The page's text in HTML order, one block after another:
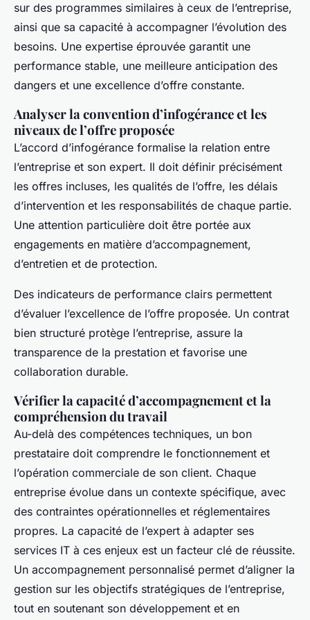
sur des programmes similaires à ceux de l’entreprise,
ainsi que sa capacité à accompagner l’évolution des
besoins. Une expertise éprouvée garantit une
performance stable, une meilleure anticipation des
dangers et une excellence d’offre constante.
Analyser la convention d’infogérance et les
niveaux de l’offre proposée
L’accord d’infogérance formalise la relation entre
l’entreprise et son expert. Il doit définir précisément
les offres incluses, les qualités de l’offre, les délais
d’intervention et les responsabilités de chaque partie.
Une attention particulière doit être portée aux
engagements en matière d’accompagnement,
d’entretien et de protection.
Des indicateurs de performance clairs permettent
d’évaluer l’excellence de l’offre proposée. Un contrat
bien structuré protège l’entreprise, assure la
transparence de la prestation et favorise une
collaboration durable.
Vérifier la capacité d’accompagnement et la
compréhension du travail
Au-delà des compétences techniques, un bon
prestataire doit comprendre le fonctionnement et
l’opération commerciale de son client. Chaque
entreprise évolue dans un contexte spécifique, avec
des contraintes opérationnelles et réglementaires
propres. La capacité de l’expert à adapter ses
services IT à ces enjeux est un facteur clé de réussite.
Un accompagnement personnalisé permet d’aligner la
gestion sur les objectifs stratégiques de l’entreprise,
tout en soutenant son développement et en